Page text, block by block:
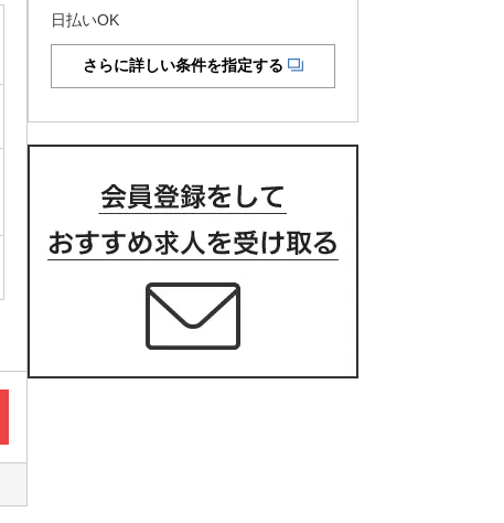
日払いOK
さらに詳しい条件を指定する